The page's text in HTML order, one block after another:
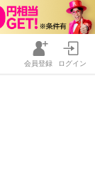
会員登録 ログイン